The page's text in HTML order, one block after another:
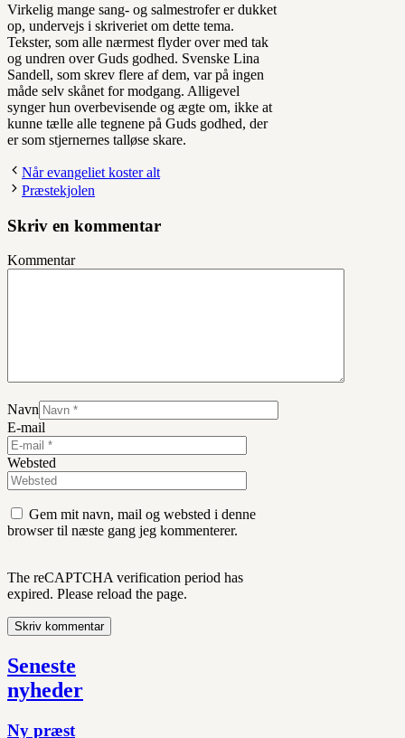
Virkelig mange sang- og salmestrofer er dukket
op, undervejs i skriveriet om dette tema.
Tekster, som alle nærmest flyder over med tak
og undren over Guds godhed. Svenske Lina
Sandell, som skrev flere af dem, var på ingen
måde selv skånet for modgang. Alligevel
synger hun overbevisende og ægte om, ikke at
kunne tælle alle tegnene på Guds godhed, der
er som stjernernes talløse skare.
Når evangeliet koster alt
Præstekjolen
Skriv en kommentar
Kommentar
Navn
E-mail
Websted
Gem mit navn, mail og websted i denne
browser til næste gang jeg kommenterer.
The reCAPTCHA verification period has
expired. Please reload the page.
Seneste
nyheder
Ny præst